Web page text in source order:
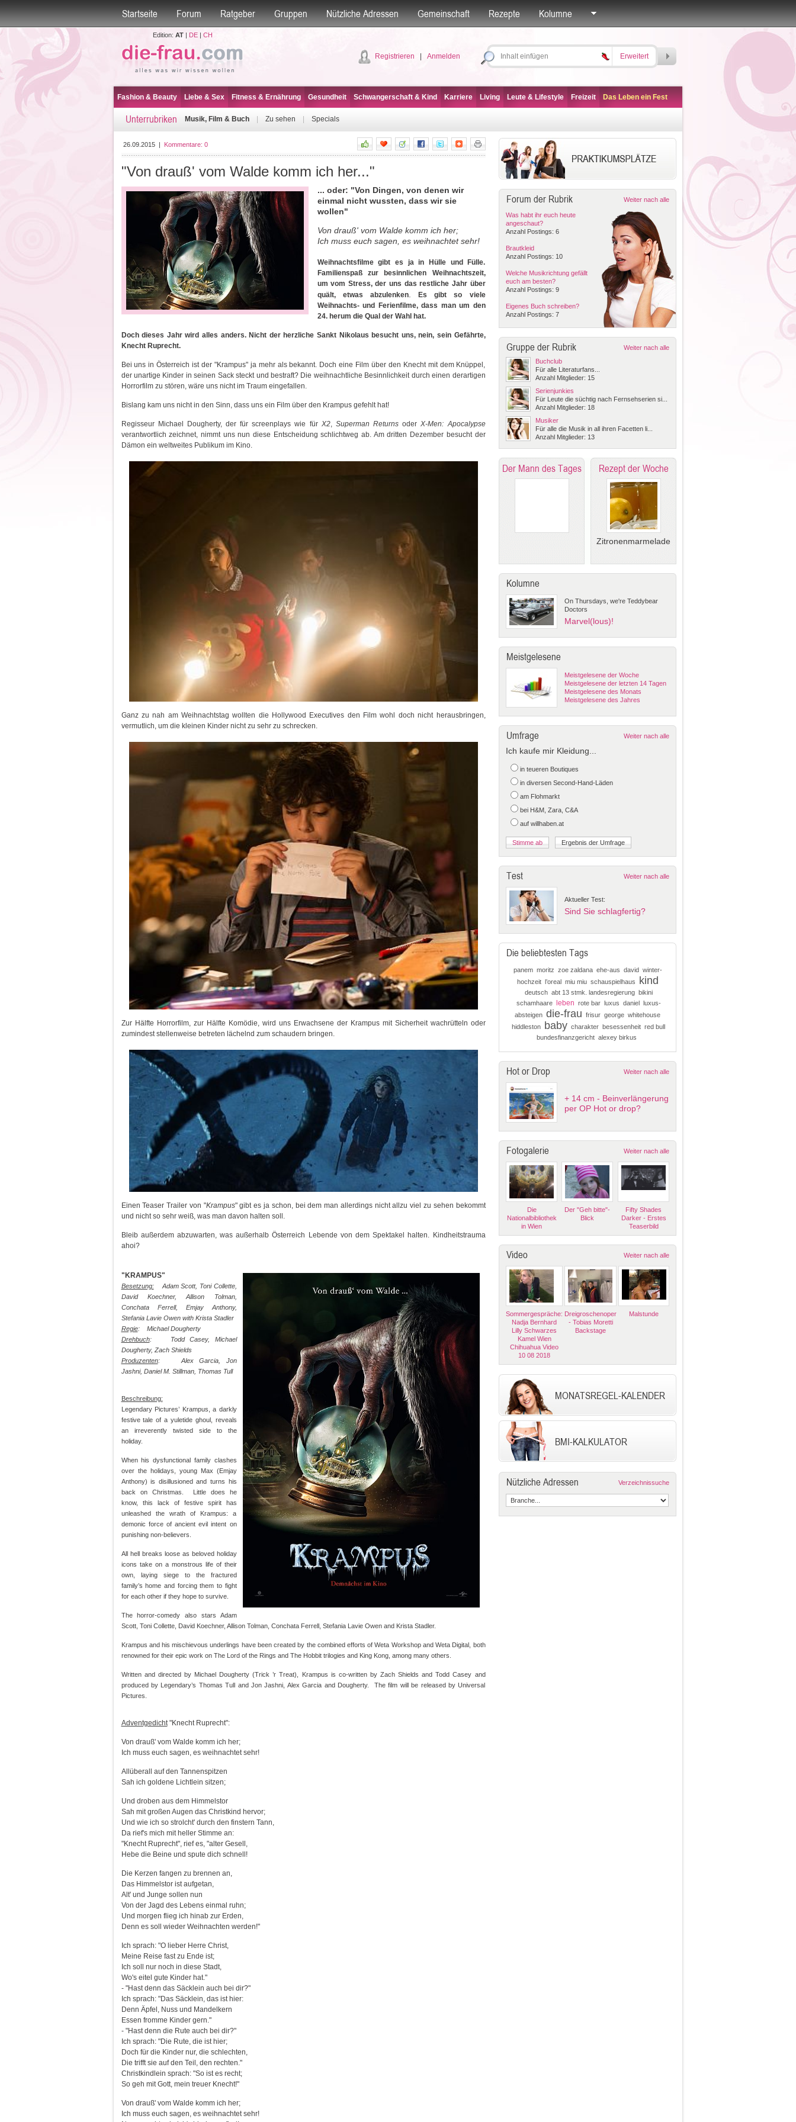
Startseite Forum Ratgeber Gruppen Nützliche Adressen Gemeinschaft Rezepte Kolumne
Edition: AT| DE| CH
Registrieren Anmelden Erweitert
Fashion & Beauty Liebe & Sex Fitness & Ernährung Gesundheit Schwangerschaft & Kind Karriere Living Leute & Lifestyle Freizeit Das Leben ein Fest
Unterrubriken Musik, Film & Buch Zu sehen Specials
26.09.2015| Kommentare: 0
"Von drauß' vom Walde komm ich her..."
... oder: "Von Dingen, von denen wir
einmal nicht wussten, dass wir sie
wollen"
Von drauß' vom Walde komm ich her;
Ich muss euch sagen, es weihnachtet sehr!
Weihnachtsfilme gibt es ja in Hülle und Fülle.
Familienspaß zur besinnlichen Weihnachtszeit,
um vom Stress, der uns das restliche Jahr über
quält, etwas abzulenken.
Es gibt so viele
Weihnachts- und Ferienfilme, dass man um den
24. herum die Qual der Wahl hat.
Doch dieses Jahr wird alles anders. Nicht der herzliche Sankt Nikolaus besucht uns, nein, sein Gefährte,
Knecht Ruprecht.
Bei uns in Österreich ist der "Krampus" ja mehr als bekannt. Doch eine Film über den Knecht mit dem Knüppel,
der unartige Kinder in seinen Sack steckt und bestraft? Die weihnachtliche Besinnlichkeit durch einen derartigen
Horrorfilm zu stören, wäre uns nicht im Traum eingefallen.
Bislang kam uns nicht in den Sinn, dass uns ein Film über den Krampus gefehlt hat!
Regisseur Michael Dougherty, der für screenplays wie für X2, Superman Returns oderX-Men: Apocalypse
verantwortlich zeichnet, nimmt uns nun diese Entscheidung schlichtweg ab. Am dritten Dezember besucht der
Dämon ein weltweites Publikum im Kino.
Ganz zu nah am Weihnachtstag wollten die Hollywood Executives den Film wohl doch nicht herausbringen,
vermutlich, um die kleinen Kinder nicht zu sehr zu schrecken.
Zur Hälfte Horrorfilm, zur Hälfte Komödie, wird uns Erwachsene der Krampus mit Sicherheit wachrütteln oder
zumindest stellenweise betreten lächelnd zum schaudern bringen.
Einen Teaser Trailer von "Krampus" gibt es ja schon, bei dem man allerdings nicht allzu viel zu sehen bekommt
und nicht so sehr weiß, was man davon halten soll.
Bleib außerdem abzuwarten, was außerhalb Österreich Lebende von dem Spektakel halten. Kindheitstrauma
ahoi?
"KRAMPUS"
Besetzung:Adam Scott, Toni Collette,
David Koechner, Allison Tolman,
Conchata Ferrell, Emjay Anthony,
Stefania Lavie Owen with Krista Stadler
Regie: Michael Dougherty
Drehbuch: Todd Casey, Michael
Dougherty, Zach Shields
Produzenten: Alex Garcia, Jon
Jashni, Daniel M. Stillman, Thomas Tull
Beschreibung:
Legendary Pictures’ Krampus, a darkly
festive tale of a yuletide ghoul, reveals
an irreverently twisted side to the
holiday.
When his dysfunctional family clashes
over the holidays, young Max (Emjay
Anthony) is disillusioned and turns his
back on Christmas. Little does he
know, this lack of festive spirit has
unleashed the wrath of Krampus: a
demonic force of ancient evil intent on
punishing non-believers.
All hell breaks loose as beloved holiday
icons take on a monstrous life of their
own, laying siege to the fractured
family’s home and forcing them to fight
for each other if they hope to survive.
The horror-comedy also stars Adam
Scott, Toni Collette, David Koechner, Allison Tolman, Conchata Ferrell, Stefania Lavie Owen and Krista Stadler.
Krampus and his mischievous underlings have been created by the combined efforts of Weta Workshop and Weta Digital, both
renowned for their epic work on The Lord of the Rings and The Hobbit trilogies and King Kong, among many others.
Written and directed by Michael Dougherty (Trick ’r Treat), Krampus is co-written by Zach Shields and Todd Casey and
produced by Legendary’s Thomas Tull and Jon Jashni, Alex Garcia and Dougherty. The film will be released by Universal
Pictures.
Adventgedicht"Knecht Ruprecht":
Von drauß' vom Walde komm ich her;
Ich muss euch sagen, es weihnachtet sehr!
Allüberall auf den Tannenspitzen
Sah ich goldene Lichtlein sitzen;
Und droben aus dem Himmelstor
Sah mit großen Augen das Christkind hervor;
Und wie ich so strolcht' durch den finstern Tann,
Da rief's mich mit heller Stimme an:
"Knecht Ruprecht", rief es, "alter Gesell,
Hebe die Beine und spute dich schnell!
Die Kerzen fangen zu brennen an,
Das Himmelstor ist aufgetan,
Alt' und Junge sollen nun
Von der Jagd des Lebens einmal ruhn;
Und morgen flieg ich hinab zur Erden,
Denn es soll wieder Weihnachten werden!"
Ich sprach: "O lieber Herre Christ,
Meine Reise fast zu Ende ist;
Ich soll nur noch in diese Stadt,
Wo's eitel gute Kinder hat."
- "Hast denn das Säcklein auch bei dir?"
Ich sprach: "Das Säcklein, das ist hier:
Denn Äpfel, Nuss und Mandelkern
Essen fromme Kinder gern."
- "Hast denn die Rute auch bei dir?"
Ich sprach: "Die Rute, die ist hier;
Doch für die Kinder nur, die schlechten,
Die trifft sie auf den Teil, den rechten."
Christkindlein sprach: "So ist es recht;
So geh mit Gott, mein treuer Knecht!"
Von drauß' vom Walde komm ich her;
Ich muss euch sagen, es weihnachtet sehr!
Forum der Rubrik Weiter nach alle
Was habt ihr euch heute
angeschaut?
Anzahl Postings: 6
Brautkleid
Anzahl Postings: 10
Welche Musikrichtung gefällt
euch am besten?
Anzahl Postings: 9
Eigenes Buch schreiben?
Anzahl Postings: 7
Gruppe der Rubrik
Weiter nach alle
Buchclub
Für alle Literaturfans...
Anzahl Mitglieder: 15
Serienjunkies
Für Leute die süchtig nach Fernsehserien si...
Anzahl Mitglieder: 18
Musiker
Für alle die Musik in all ihren Facetten li...
Anzahl Mitglieder: 13
Der Mann des Tages Rezept der Woche
Zitronenmarmelade
Kolumne
On Thursdays, we're Teddybear
Doctors
Marvel(lous)!
Meistgelesene
Meistgelesene der Woche
Meistgelesene der letzten 14 Tagen
Meistgelesene des Monats
Meistgelesene des Jahres
Umfrage Weiter nach alle
Ich kaufe mir Kleidung...
in teueren Boutiques
in diversen Second-Hand-Läden
am Flohmarkt
bei H&M, Zara, C&A
auf willhaben.at
Test Weiter nach alle
Aktueller Test:
Sind Sie schlagfertig?
Die beliebtesten Tags
panem moritz zoe zaldana ehe-aus david winter-
hochzeit l’oreal miu miu schauspielhaus kind
deutsch abt 13 stmk. landesregierung bikini
schamhaare
leben rote bar luxus daniel luxus-
absteigen die-frau frisur george whitehouse
hiddleston
baby charakter besessenheit red bull
bundesfinanzgericht alexey birkus
Hot or Drop Weiter nach alle
+ 14 cm - Beinverlängerung
per OP Hot or drop?
Fotogalerie Weiter nach alle
Die
Nationalbibliothek
in Wien
Der "Geh bitte"-
Blick
Fifty Shades
Darker - Erstes
Teaserbild
Video Weiter nach alle
Sommergespräche:
Nadja Bernhard
Lilly Schwarzes
Kamel Wien
Chihuahua Video
10 08 2018
Dreigroschenoper
- Tobias Moretti
Backstage
Malstunde
MONATSREGEL-KALENDER
BMI-KALKULATOR
Nützliche Adressen Verzeichnissuche